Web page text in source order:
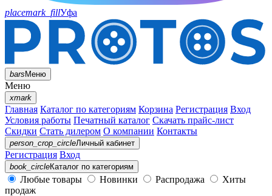
placemark_fillУфа
barsМеню
Меню
xmark
Главная Каталог по категориям Корзина Регистрация Вход
Условия работы Печатный каталог Скачать прайс-лист
Скидки Стать дилером О компании Контакты
person_crop_circleЛичный кабинет
Регистрация Вход
book_circleКаталог по категориям
Любые товары Новинки Распродажа
Хиты
продаж